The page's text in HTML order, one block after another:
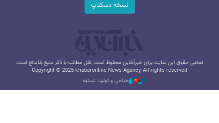
نسخه دسکتاپ
تمامی حقوق این سایت برای خبرآنلاین محفوظ است. نقل مطالب با ذکر منبع بلامانع است.
Copyright © 2025 khabaronline News Agancy, All rights reserved
طراحی و تولید: نستوه